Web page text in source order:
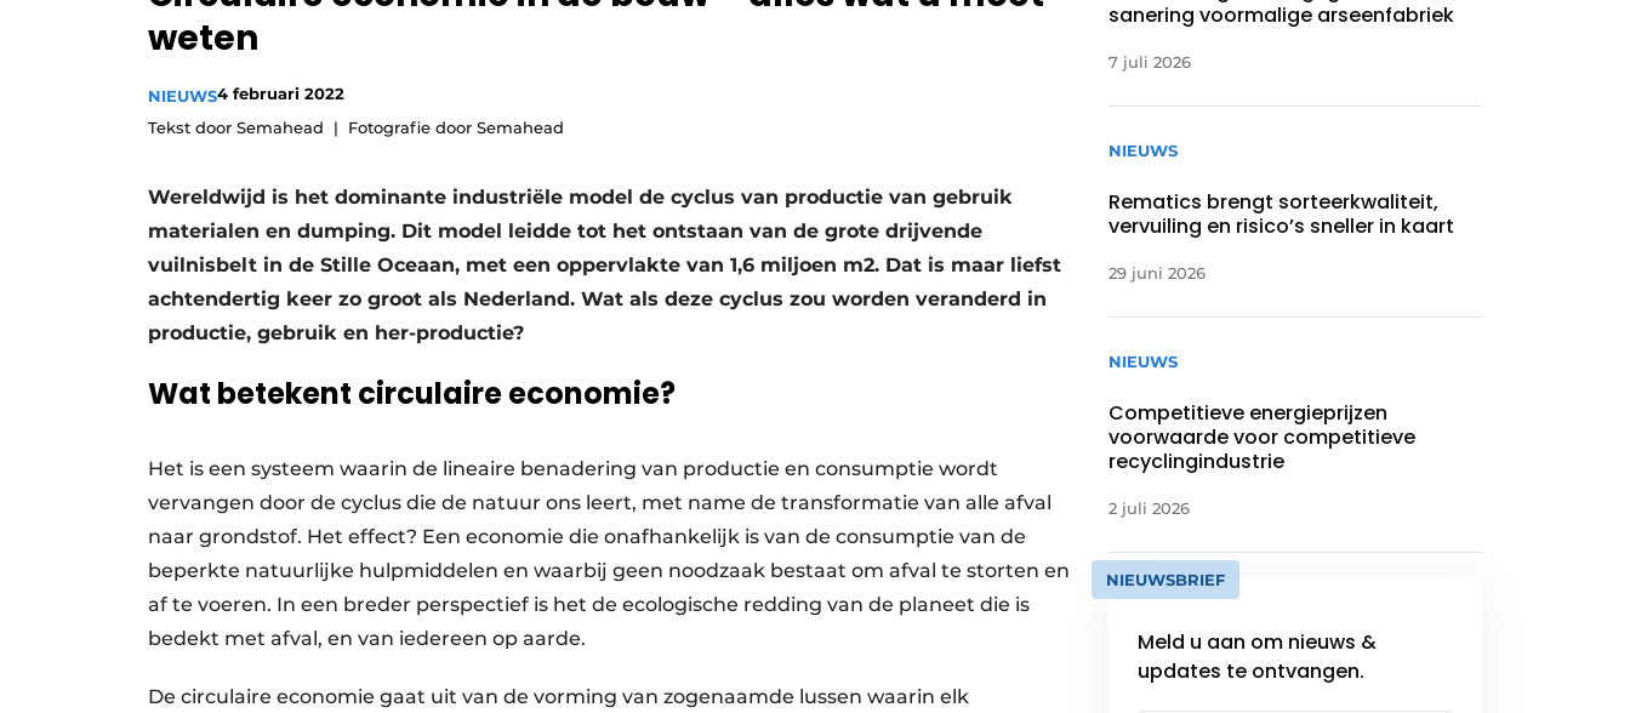
Vacature aanmelden
weten
NIEUWS4 februari 2022
Tekst door Semahead
Fotografie door Semahead
Wereldwijd is het dominante industriële model de cyclus van productie van gebruik
materialen en dumping. Dit model leidde tot het ontstaan van de grote drijvende
vuilnisbelt in de Stille Oceaan, met een oppervlakte van 1,6 miljoen m2. Dat is maar liefst
achtendertig keer zo groot als Nederland. Wat als deze cyclus zou worden veranderd in
productie, gebruik en her-productie?
Wat betekent circulaire economie?
Het is een systeem waarin de lineaire benadering van productie en consumptie wordt
vervangen door de cyclus die de natuur ons leert, met name de transformatie van alle afval
naar grondstof. Het effect? Een economie die onafhankelijk is van de consumptie van de
beperkte natuurlijke hulpmiddelen en waarbij geen noodzaak bestaat om afval te storten en
af te voeren. In een breder perspectief is het de ecologische redding van de planeet die is
bedekt met afval, en van iedereen op aarde.
De circulaire economie gaat uit van de vorming van zogenaamde lussen waarin elk
sanering voormalige arseenfabriek
7 juli 2026
NIEUWS
Rematics brengt sorteerkwaliteit,
vervuiling en risico’s sneller in kaart
29 juni 2026
NIEUWS
Competitieve energieprijzen
voorwaarde voor competitieve
recyclingindustrie
2 juli 2026
NIEUWSBRIEF
Meld u aan om nieuws &
updates te ontvangen.